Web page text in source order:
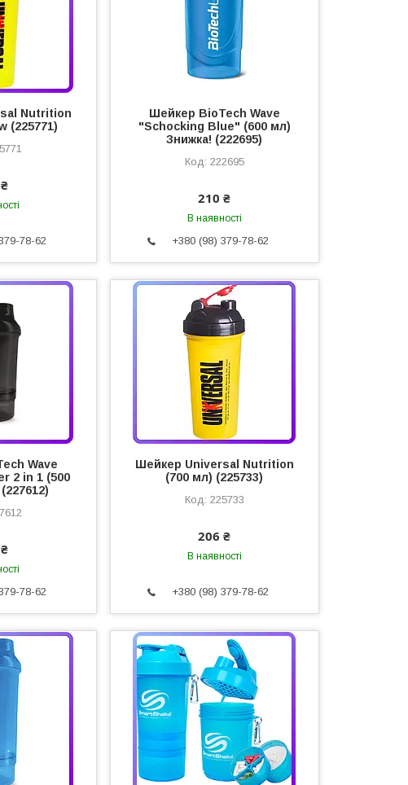
Nutrition
(225771)
78-62
Шейкер BioTech Wave
"Schocking Blue" (600 мл)
Знижка! (222695)
222695
210 ₴
В наявності
+380 (98) 379-78-62
Wave
2 in 1 (500
78-62
Шейкер Universal Nutrition
(700 мл) (225733)
225733
206 ₴
В наявності
+380 (98) 379-78-62